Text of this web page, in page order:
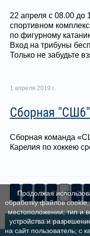
22 апреля с 08.00 до
спортивном
по фигурному
Вход на трибуны
Только не забудьте
1 апреля 2019 г.
Сборная
Сборная команда
Карелия по хоккею
25 26 27 28 29
ГОСУДАРСТВЕННЫЕ
Продолжая
обработку файлов
местоположении; тип и
устройства и
на сайт пользователь; с